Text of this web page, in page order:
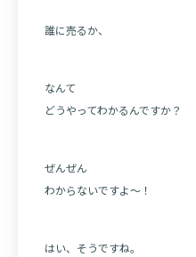
誰に売るか、
なんて
どうやってわかるんですか？
ぜんぜん
わからないですよ～！
はい、そうですね。